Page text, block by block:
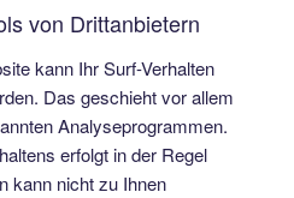
von Drittanbietern
kann Ihr Surf-Verhalten
Das geschieht vor allem
Analyseprogrammen.
erfolgt in der Regel
kann nicht zu Ihnen